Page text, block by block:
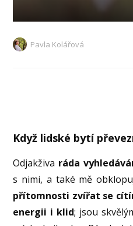
Pavla Kolářová
Když lidské bytí
Odjakživa ráda
s nimi, a také mě
přítomnosti zvířat se
energii i klid; jsou